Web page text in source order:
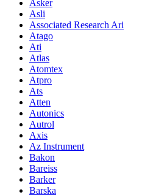
Asker
Asli
Associated Research Ari
Atago
Ati
Atlas
Atomtex
Atpro
Ats
Atten
Autonics
Autrol
Axis
Az Instrument
Bakon
Bareiss
Barker
Barska